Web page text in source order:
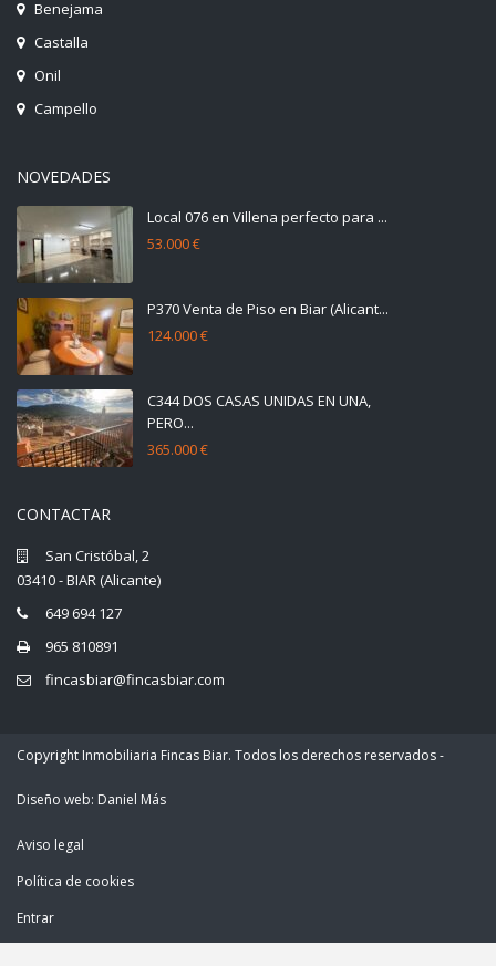
Benejama
Castalla
Onil
Campello
NOVEDADES
Local 076 en Villena perfecto para ...
53.000 €
P370 Venta de Piso en Biar (Alicant...
124.000 €
C344 DOS CASAS UNIDAS EN UNA,
PERO...
365.000 €
CONTACTAR
San Cristóbal, 2
03410 - BIAR (Alicante)
649 694 127
965 810891
fincasbiar@fincasbiar.com
Copyright Inmobiliaria Fincas Biar. Todos los derechos reservados -
Diseño web: Daniel Más
Aviso legal
Política de cookies
Entrar